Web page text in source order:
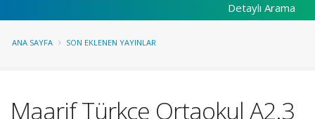
Detaylı Arama
ANA SAYFA SON EKLENEN YAYINLAR
Maarif Türkçe Ortaokul A2.3